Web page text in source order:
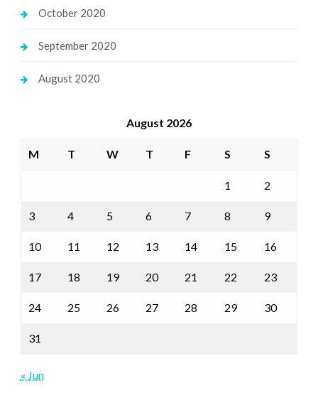
October 2020
September 2020
August 2020
August 2026
M T W T F S S
1 2
3 4 5 6 7 8 9
10 11 12 13 14 15 16
17 18 19 20 21 22 23
24 25 26 27 28 29 30
31
« Jun